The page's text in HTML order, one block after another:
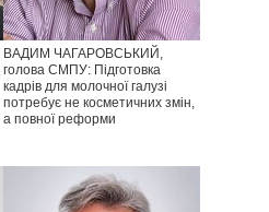
ВАДИМ ЧАГАРОВСЬКИЙ,
голова СМПУ: Підготовка
кадрів для молочної галузі
потребує не косметичних змін,
а повної реформи